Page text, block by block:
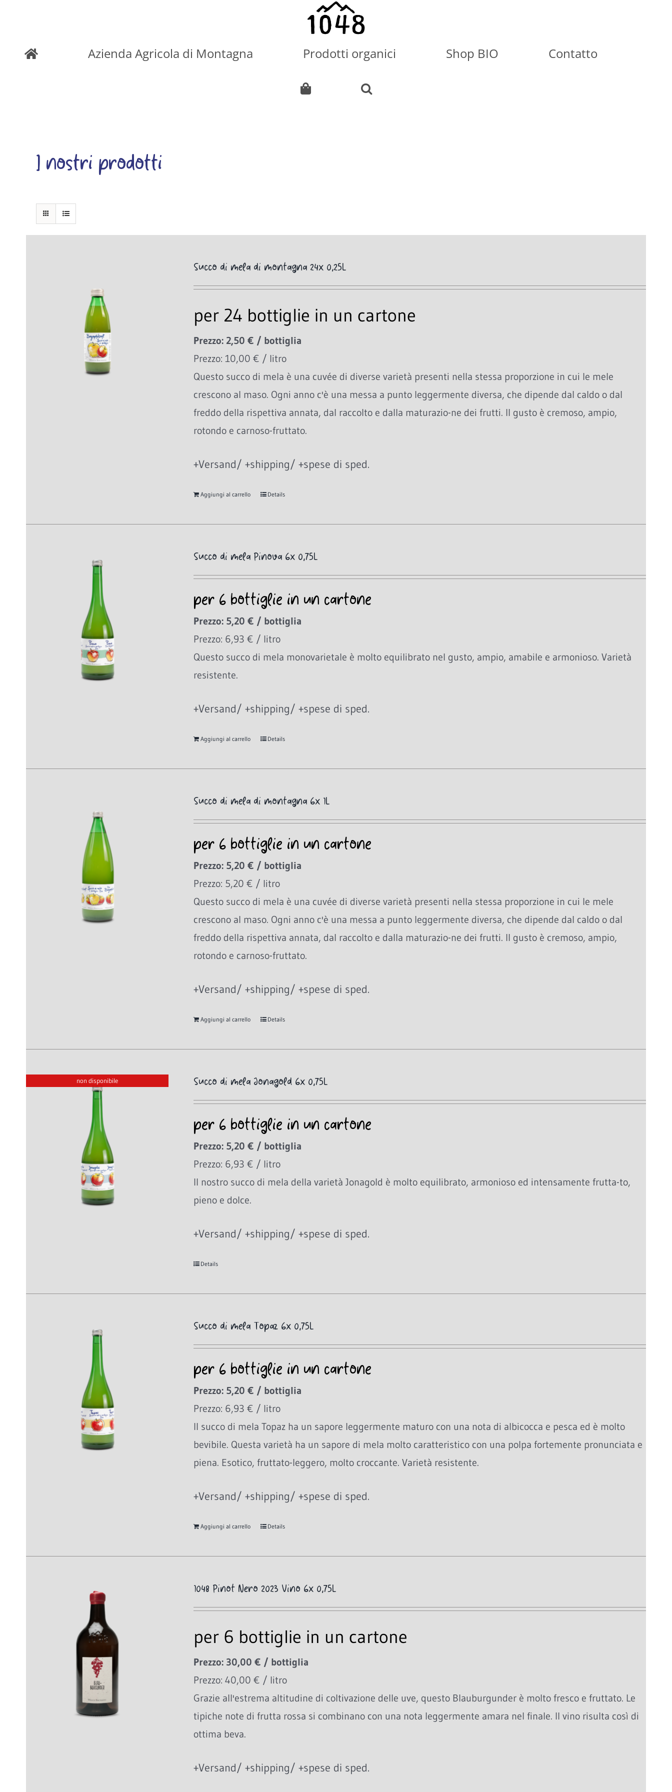
content
Azienda Agricola di Montagna Prodotti organici Shop BIO Contatto
I nostri prodotti
Succo di mela di montagna 24x 0,25L
per 24 bottiglie in un cartone
Prezzo: 2,50 € / bottiglia
Prezzo: 10,00 € / litro
Questo succo di mela è una cuvée di diverse varietà presenti nella stessa proporzione in cui le mele
crescono al maso. Ogni anno c'è una messa a punto leggermente diversa, che dipende dal caldo o dal
freddo della rispettiva annata, dal raccolto e dalla maturazio-ne dei frutti. Il gusto è cremoso, ampio,
rotondo e carnoso-fruttato.
+Versand/ +shipping/ +spese di sped.
Aggiungi al carrello Details
Succo di mela Pinova 6x 0,75L
per 6 bottiglie in un cartone
Prezzo: 5,20 € / bottiglia
Prezzo: 6,93 € / litro
Questo succo di mela monovarietale è molto equilibrato nel gusto, ampio, amabile e armonioso. Varietà
resistente.
+Versand/ +shipping/ +spese di sped.
Aggiungi al carrello Details
Succo di mela di montagna 6x 1L
per 6 bottiglie in un cartone
Prezzo: 5,20 € / bottiglia
Prezzo: 5,20 € / litro
Questo succo di mela è una cuvée di diverse varietà presenti nella stessa proporzione in cui le mele
crescono al maso. Ogni anno c'è una messa a punto leggermente diversa, che dipende dal caldo o dal
freddo della rispettiva annata, dal raccolto e dalla maturazio-ne dei frutti. Il gusto è cremoso, ampio,
rotondo e carnoso-fruttato.
+Versand/ +shipping/ +spese di sped.
Aggiungi al carrello Details
non disponibile Succo di mela Jonagold 6x 0,75L
per 6 bottiglie in un cartone
Prezzo: 5,20 € / bottiglia
Prezzo: 6,93 € / litro
Il nostro succo di mela della varietà Jonagold è molto equilibrato, armonioso ed intensamente frutta-to,
pieno e dolce.
+Versand/ +shipping/ +spese di sped.
Details
Succo di mela Topaz 6x 0,75L
per 6 bottiglie in un cartone
Prezzo: 5,20 € / bottiglia
Prezzo: 6,93 € / litro
Il succo di mela Topaz ha un sapore leggermente maturo con una nota di albicocca e pesca ed è molto
bevibile. Questa varietà ha un sapore di mela molto caratteristico con una polpa fortemente pronunciata e
piena. Esotico, fruttato-leggero, molto croccante. Varietà resistente.
+Versand/ +shipping/ +spese di sped.
Aggiungi al carrello Details
1048 Pinot Nero 2023 Vino 6x 0,75L
per 6 bottiglie in un cartone
Prezzo: 30,00 € / bottiglia
Prezzo: 40,00 € / litro
Grazie all'estrema altitudine di coltivazione delle uve, questo Blauburgunder è molto fresco e fruttato. Le
tipiche note di frutta rossa si combinano con una nota leggermente amara nel finale. Il vino risulta così di
ottima beva.
+Versand/ +shipping/ +spese di sped.